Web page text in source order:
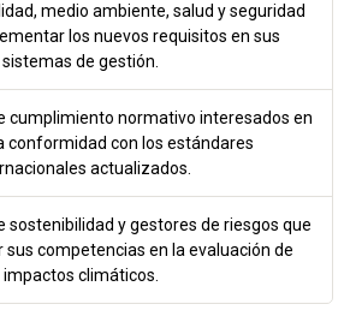
medio ambiente, salud y seguridad
los nuevos requisitos en sus
sistemas de gestión.
cumplimiento normativo interesados en
conformidad con los estándares
actualizados.
sostenibilidad y gestores de riesgos que
competencias en la evaluación de
impactos climáticos.